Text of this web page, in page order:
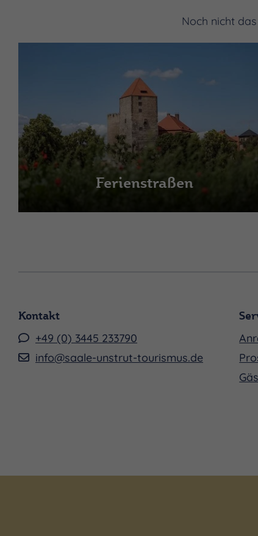
Noch nicht
Ferienstraßen
Kontakt
+49 (0) 3445 233790
info@saale-unstrut-tourismus.de